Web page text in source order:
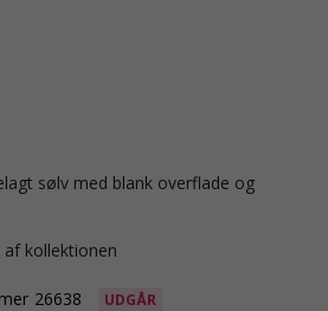
af kollektionen
26638 UDGÅR